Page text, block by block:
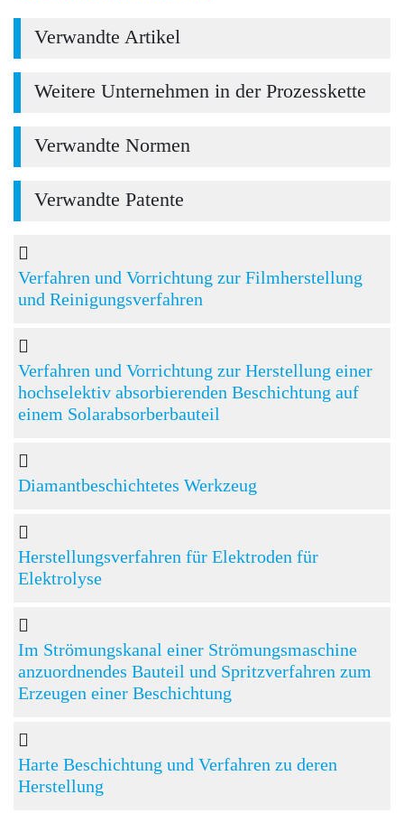
Verwandte Artikel
Weitere Unternehmen in der Prozesskette
Verwandte Normen
Verwandte Patente
Verfahren und Vorrichtung zur Filmherstellung
und Reinigungsverfahren
Verfahren und Vorrichtung zur Herstellung einer
hochselektiv absorbierenden Beschichtung auf
einem Solarabsorberbauteil
Diamantbeschichtetes Werkzeug
Herstellungsverfahren für Elektroden für
Elektrolyse
Im Strömungskanal einer Strömungsmaschine
anzuordnendes Bauteil und Spritzverfahren zum
Erzeugen einer Beschichtung
Harte Beschichtung und Verfahren zu deren
Herstellung